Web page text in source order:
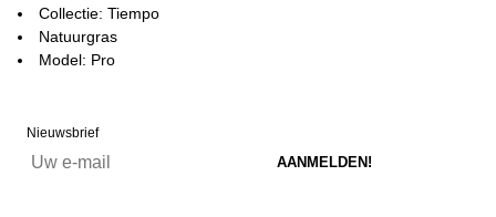
Collectie: Tiempo
Natuurgras
Model: Pro
Nieuwsbrief